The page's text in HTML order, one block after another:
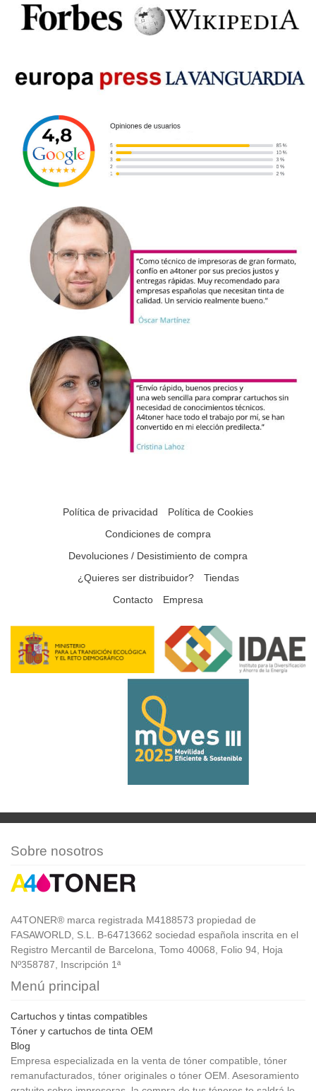
Política de privacidad
Política de Cookies
Condiciones de compra
Devoluciones / Desistimiento de compra
¿Quieres ser distribuidor?
Tiendas
Contacto
Empresa
Sobre nosotros
A4TONER® marca registrada M4188573 propiedad de
FASAWORLD, S.L. B-64713662 sociedad española inscrita en el
Registro Mercantil de Barcelona, Tomo 40068, Folio 94, Hoja
Nº358787, Inscripción 1ª
Menú principal
Cartuchos y tintas compatibles
Tóner y cartuchos de tinta OEM
Blog
Empresa especializada en la venta de tóner compatible, tóner
remanufacturados, tóner originales o tóner OEM. Asesoramiento